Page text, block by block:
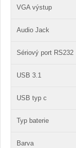
VGA výstup
Audio Jack
Sériový port RS232
USB 3.1
USB typ c
Typ baterie
Barva